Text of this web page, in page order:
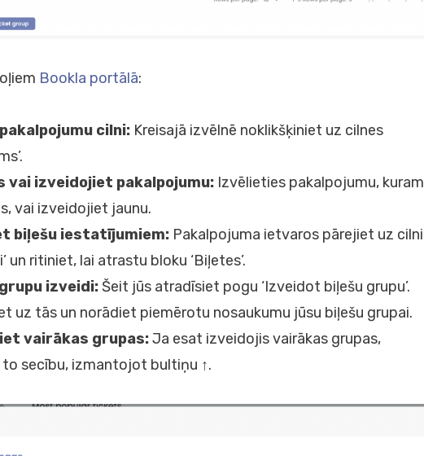
Bookla portālā:
cilni: Kreisajā izvēlnē noklikšķiniet uz cilnes
vai izveidojiet pakalpojumu: Izvēlieties pakalpojumu, kuram
vai izveidojiet jaunu.
biļešu iestatījumiem: Pakalpojuma ietvaros pārejiet uz cilni
un ritiniet, lai atrastu bloku ‘Biļetes’.
izveidi: Šeit jūs atradīsiet pogu ‘Izveidot biļešu grupu’.
uz tās un norādiet piemērotu nosaukumu jūsu biļešu grupai.
vairākas grupas:Ja esat izveidojis vairākas grupas,
secību, izmantojot bultiņu ↑.